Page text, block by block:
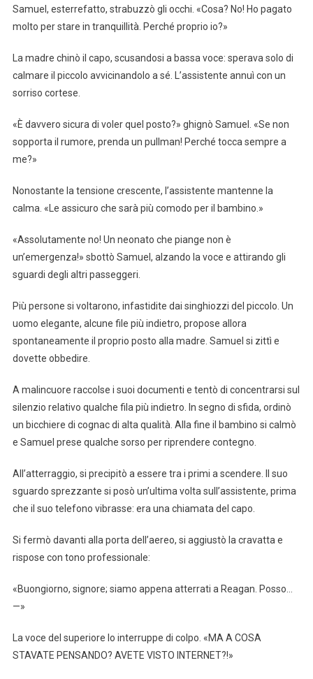
Samuel, esterrefatto, strabuzzò gli occhi. «Cosa? No! Ho pagato
molto per stare in tranquillità. Perché proprio io?»
La madre chinò il capo, scusandosi a bassa voce: sperava solo di
calmare il piccolo avvicinandolo a sé. L’assistente annuì con un
sorriso cortese.
«È davvero sicura di voler quel posto?» ghignò Samuel. «Se non
sopporta il rumore, prenda un pullman! Perché tocca sempre a
me?»
Nonostante la tensione crescente, l’assistente mantenne la
calma. «Le assicuro che sarà più comodo per il bambino.»
«Assolutamente no! Un neonato che piange non è
un’emergenza!» sbottò Samuel, alzando la voce e attirando gli
sguardi degli altri passeggeri.
Più persone si voltarono, infastidite dai singhiozzi del piccolo. Un
uomo elegante, alcune file più indietro, propose allora
spontaneamente il proprio posto alla madre. Samuel si zittì e
dovette obbedire.
A malincuore raccolse i suoi documenti e tentò di concentrarsi sul
silenzio relativo qualche fila più indietro. In segno di sfida, ordinò
un bicchiere di cognac di alta qualità. Alla fine il bambino si calmò
e Samuel prese qualche sorso per riprendere contegno.
All’atterraggio, si precipitò a essere tra i primi a scendere. Il suo
sguardo sprezzante si posò un’ultima volta sull’assistente, prima
che il suo telefono vibrasse: era una chiamata del capo.
Si fermò davanti alla porta dell’aereo, si aggiustò la cravatta e
rispose con tono professionale:
«Buongiorno, signore; siamo appena atterrati a Reagan. Posso…
—»
La voce del superiore lo interruppe di colpo. «MA A COSA
STAVATE PENSANDO? AVETE VISTO INTERNET?!»